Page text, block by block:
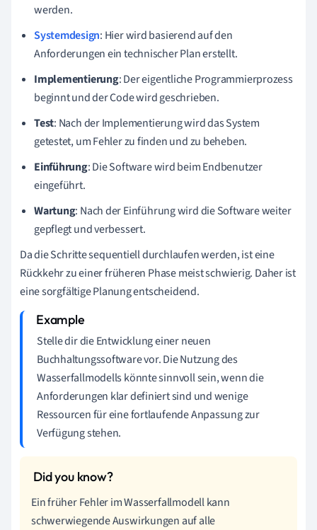
werden.
Systemdesign: Hier wird basierend auf den
Anforderungen ein technischer Plan erstellt.
Implementierung: Der eigentliche Programmierprozess
beginnt und der Code wird geschrieben.
Test: Nach der Implementierung wird das System
getestet, um Fehler zu finden und zu beheben.
Einführung: Die Software wird beim Endbenutzer
eingeführt.
Wartung: Nach der Einführung wird die Software weiter
gepflegt und verbessert.
Da die Schritte sequentiell durchlaufen werden, ist eine
Rückkehr zu einer früheren Phase meist schwierig. Daher ist
eine sorgfältige Planung entscheidend.
Stelle dir die Entwicklung einer neuen
Buchhaltungssoftware vor. Die Nutzung des
Wasserfallmodells könnte sinnvoll sein, wenn die
Anforderungen klar definiert sind und wenige
Ressourcen für eine fortlaufende Anpassung zur
Verfügung stehen.
Ein früher Fehler im Wasserfallmodell kann
schwerwiegende Auswirkungen auf alle